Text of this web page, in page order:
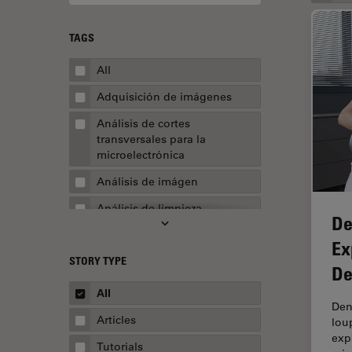
TAGS
All
Adquisición de imágenes
Análisis de cortes
transversales para la
microelectrónica
Análisis de imágen
Análisis de limpieza
Apertura numérica
AR Surgery
Automoción y transporte
Biofarmacia
STORY TYPE
All
Articles
Tutorials